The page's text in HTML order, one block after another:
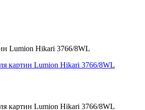
Lumion Hikari 3766/8WL